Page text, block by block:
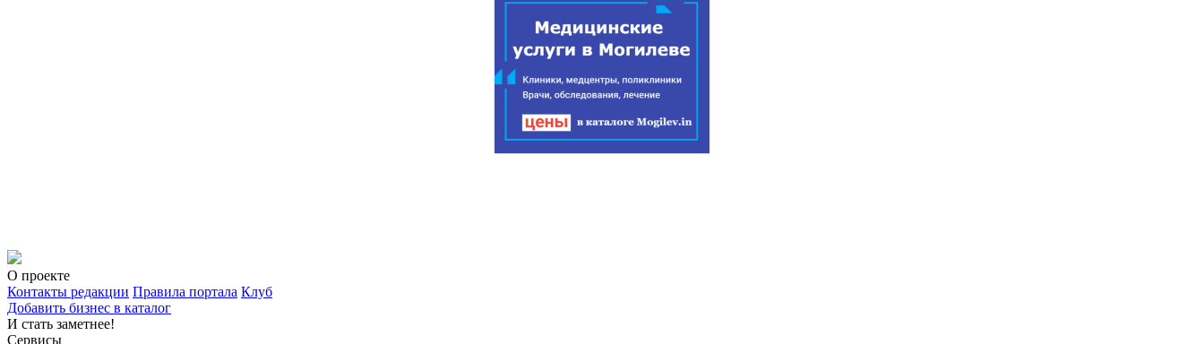
О проекте
Контакты редакции Правила портала Клуб
Добавить бизнес в каталог
И стать заметнее!
Сервисы